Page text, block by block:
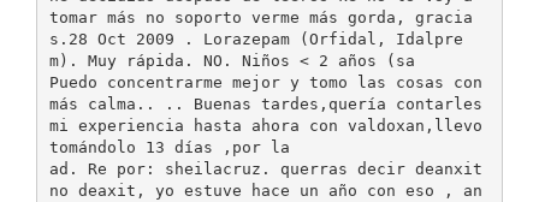
tomar más no soporto verme más gorda, gracia
s.28 Oct 2009 . Lorazepam (Orfidal, Idalpre
m). Muy rápida. NO. Niños < 2 años (sa
Puedo concentrarme mejor y tomo las cosas con
más calma.. .. Buenas tardes,quería contarles
mi experiencia hasta ahora con valdoxan,llevo
tomándolo 13 días ,por la
ad. Re por: sheilacruz. querras decir deanxit
no deaxit, yo estuve hace un año con eso , an